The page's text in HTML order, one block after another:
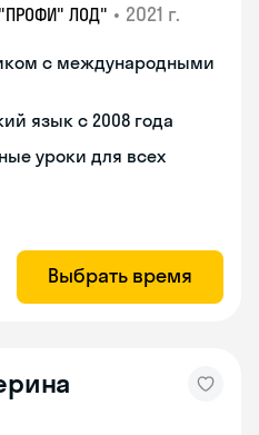
ЛОД" • 2021 г.
с международными
язык с 2008 года
уроки для всех
Выбрать время